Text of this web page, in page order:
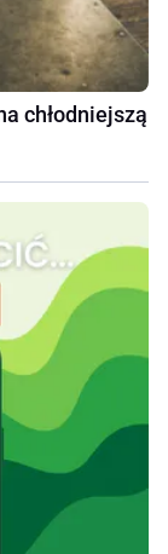
chłodniejszą